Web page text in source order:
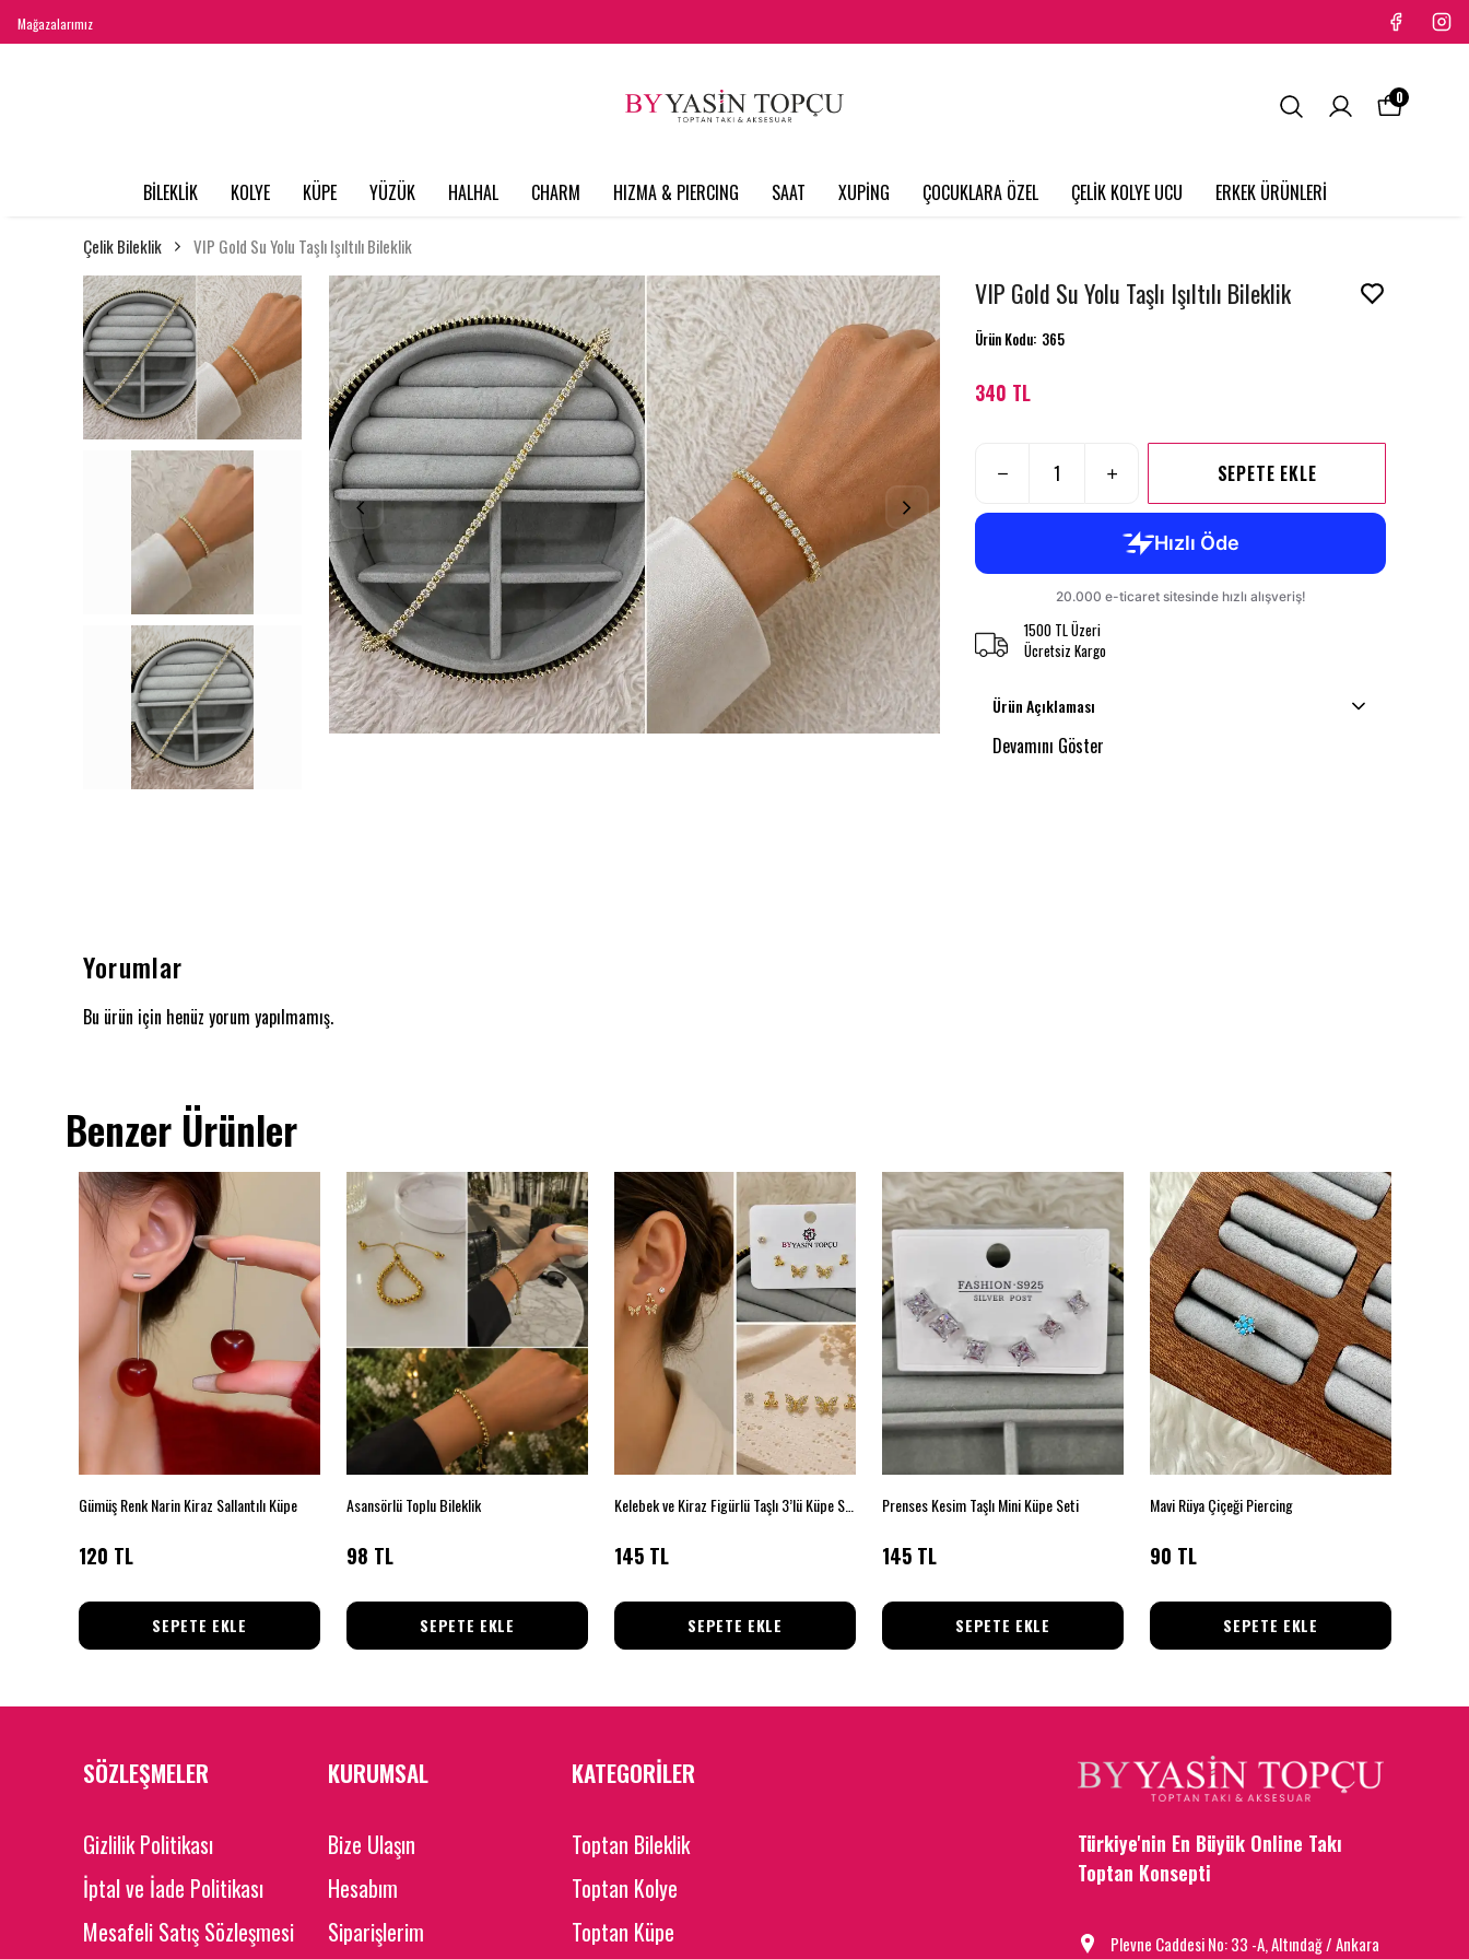
Mağazalarımız
BİLEKLİK KOLYE KÜPE YÜZÜK HALHAL CHARM HIZMA & PIERCING SAAT XUPİNG ÇOCUKLARA ÖZEL ÇELİK KOLYE UCU ERKEK ÜRÜNLERİ
0
Çelik Bileklik VIP Gold Su Yolu Taşlı Işıltılı Bileklik
VIP Gold Su Yolu Taşlı Işıltılı Bileklik
Ürün Kodu: 365
340 TL
SEPETE EKLE
1500 TL Üzeri
Ücretsiz Kargo
Ürün Açıklaması
Devamını Göster
Yorumlar
Bu ürün için henüz yorum yapılmamış.
Benzer Ürünler
Gümüş Renk Narin Kiraz Sallantılı Küpe
120 TL
SEPETE EKLE
Asansörlü Toplu Bileklik
98 TL
SEPETE EKLE
145 TL
SEPETE EKLE
Prenses Kesim Taşlı Mini Küpe Seti
145 TL
SEPETE EKLE
Mavi Rüya Çiçeği Piercing
90 TL
SEPETE EKLE
SÖZLEŞMELER
Gizlilik Politikası
İptal ve İade Politikası
Mesafeli Satış Sözleşmesi
KURUMSAL
Bize Ulaşın
Hesabım
Siparişlerim
KATEGORİLER
Toptan Bileklik
Toptan Kolye
Toptan Küpe
Türkiye'nin En Büyük Online Takı
Toptan Konsepti
Plevne Caddesi No: 33 -A, Altındağ / Ankara